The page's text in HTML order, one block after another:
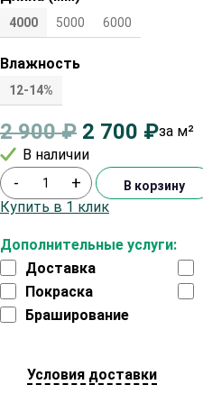
4000 5000 6000
Влажность
12-14%
2 900₽ 2 700 ₽за м²
В наличии
Дополнительные услуги:
Доставка
Покраска
Браширование
- + В корзину
Купить в 1 клик
Условия доставки